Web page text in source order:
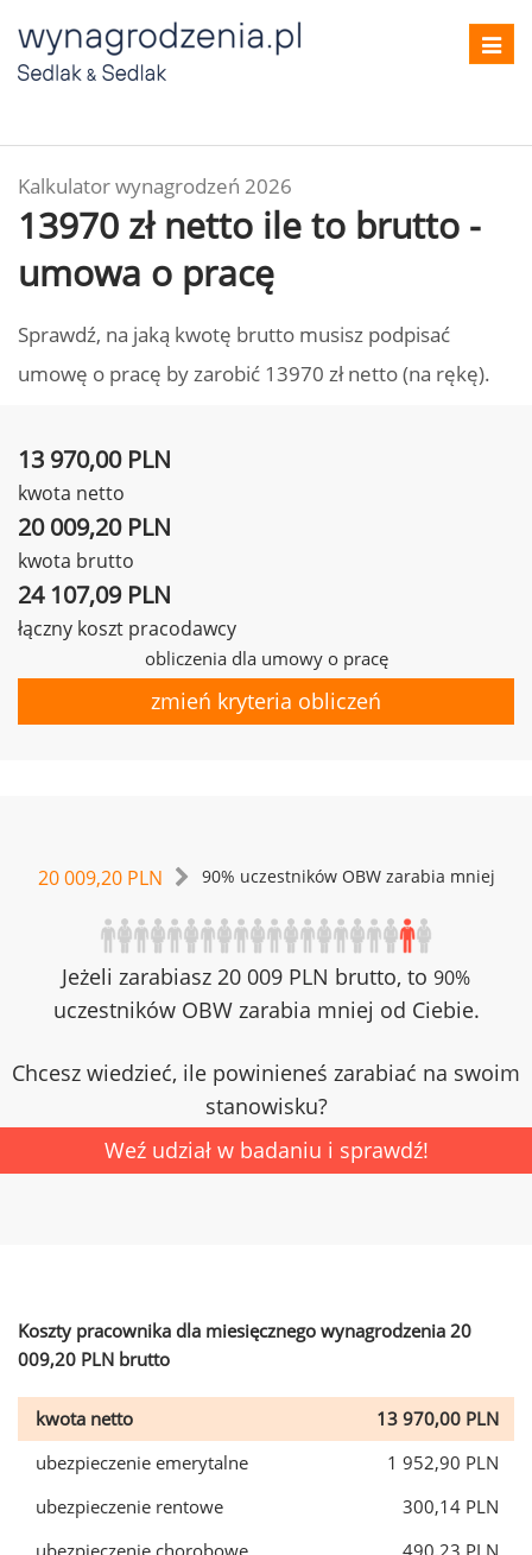
Kalkulator wynagrodzeń 2026
13970 zł netto ile to brutto -
umowa o pracę
Sprawdź, na jaką kwotę brutto musisz podpisać
umowę o pracę by zarobić 13970 zł netto (na rękę).
13 970,00 PLN
kwota netto
20 009,20 PLN
kwota brutto
24 107,09 PLN
łączny koszt pracodawcy
obliczenia dla umowy o pracę
zmień kryteria obliczeń
20 009,20 PLN 90% uczestników OBW zarabia mniej
Jeżeli zarabiasz 20 009 PLN brutto, to 90%
uczestników OBW zarabia mniej od Ciebie.
Chcesz wiedzieć, ile powinieneś zarabiać na swoim
stanowisku?
Weź udział w badaniu i sprawdź!
Koszty pracownika dla miesięcznego wynagrodzenia 20
009,20 PLN brutto
kwota netto
13 970,00 PLN
ubezpieczenie emerytalne
1 952,90 PLN
ubezpieczenie rentowe
300,14 PLN
ubezpieczenie chorobowe
490,23 PLN